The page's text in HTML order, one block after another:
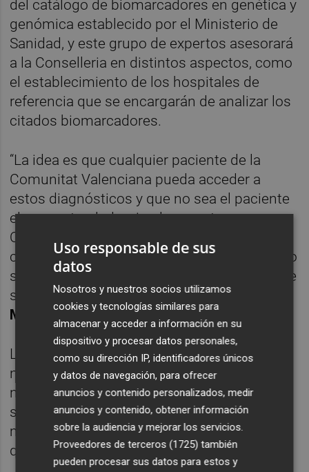
del catálogo de biomarcadores en genética y
genómica establecido por el Ministerio de
Sanidad, y este grupo de expertos asesorará
a la Conselleria en distintos aspectos, como
el establecimiento de los hospitales de
referencia que se encargarán de analizar los
citados biomarcadores.
“La idea es que cualquier paciente de la
Comunitat Valenciana pueda acceder a
estos diagnósticos y que no sea el paciente
el que se traslade, sino la muestra.
Queremos que la muestra que se le pida a
cada paciente para un biomarcador concreto
sea remitida al centro de referencia en el que
se analizará”, ha señaladoJuan Eduardo
Megías.
Los especialistas también analizarán qué
nuevos dispositivos tecnológicos son
necesarios adquirir, en qué centros
sanitarios ubicarlos o establecer los
mecanismos para que toda la información
que se genere sea accesible.
Uso responsable de sus
datos
Nosotros y nuestros socios utilizamos
cookies y tecnologías similares para
almacenar y acceder a información en su
dispositivo y procesar datos personales,
como su dirección IP, identificadores únicos
y datos de navegación, para ofrecer
anuncios y contenido personalizados, medir
anuncios y contenido, obtener información
sobre la audiencia y mejorar los servicios.
Proveedores de terceros (1725) también
pueden procesar sus datos para estos y